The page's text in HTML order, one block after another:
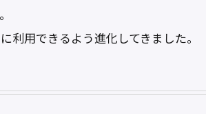
利用できるよう進化してきました。